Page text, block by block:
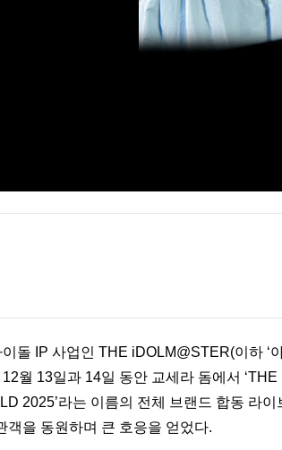
돌 IP 사업인 THE iDOLM@STER(이하 ‘
월 13일과 14일 동안 교세라 돔에서
2025’라는 이름의 전체 브랜드 합동 라이
객을 동원하며 큰 호응을 얻었다.